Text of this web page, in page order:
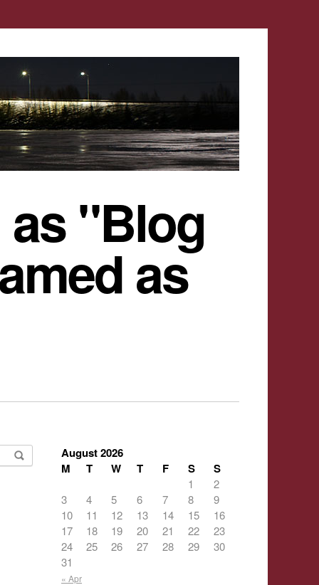
"Blog
as
August 2026
M
T W T F S S
« Apr
1
2
3
4 5 6 7 8
9
10
11 12 13 14 15
16
17
18 19 20 21 22
23
24
25 26 27 28 29
30
31